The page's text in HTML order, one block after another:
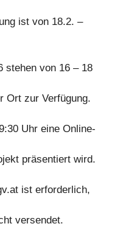
ist von 18.2. –
stehen von 16 – 18
Ort zur Verfügung.
Uhr eine Online-
präsentiert wird.
ist erforderlich,
versendet.